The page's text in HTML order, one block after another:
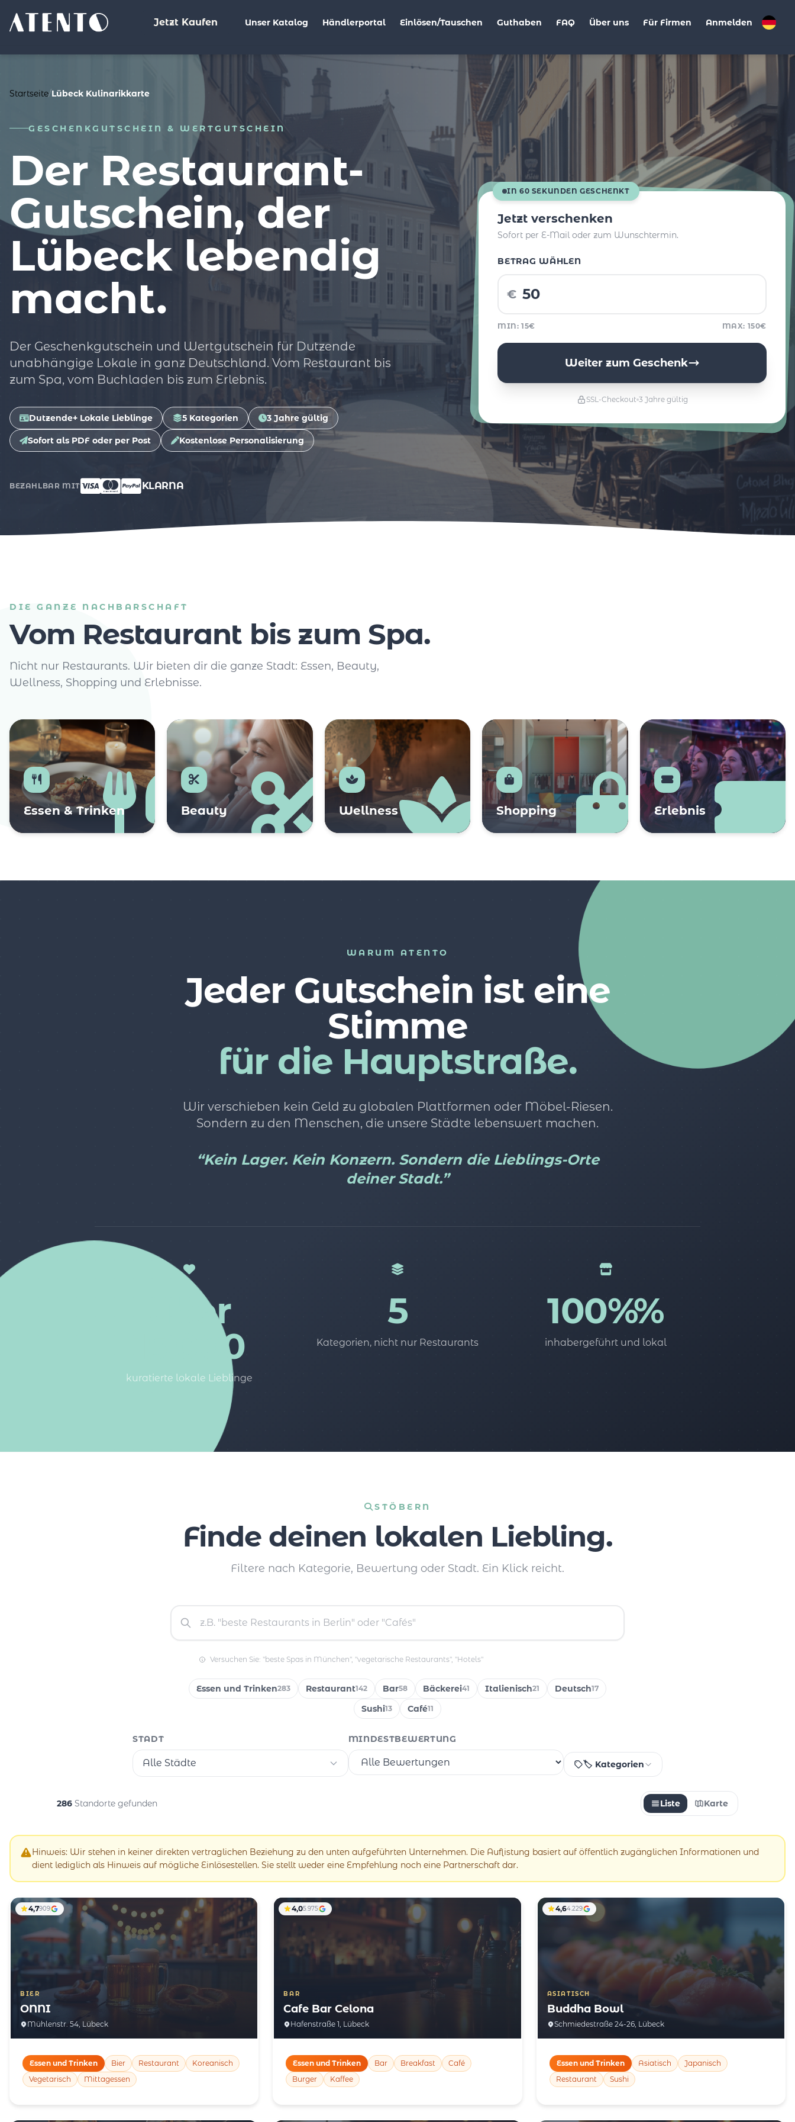
Jetzt Kaufen Unser Katalog Händlerportal Einlösen/Tauschen Guthaben FAQ Über uns Für Firmen Anmelden
Startseite/Lübeck Kulinarikkarte
GESCHENKGUTSCHEIN & WERTGUTSCHEIN
Der Restaurant-
Gutschein, der
Lübeck lebendig
macht.
Der Geschenkgutschein und Wertgutschein für Dutzende
unabhängige Lokale in ganz Deutschland. Vom Restaurant bis
zum Spa, vom Buchladen bis zum Erlebnis.
Dutzende+ Lokale Lieblinge 5 Kategorien 3 Jahre gültig
Sofort als PDF oder per Post Kostenlose Personalisierung
BEZAHLBAR MIT KLARNA
IN 60 SEKUNDEN GESCHENKT
Jetzt verschenken
Sofort per E-Mail oder zum Wunschtermin.
BETRAG WÄHLEN
€
MIN: 15€ MAX: 150€
Weiter zum Geschenk
SSL-Checkout 3 Jahre gültig
DIE GANZE NACHBARSCHAFT
Vom Restaurant bis zum Spa.
Nicht nur Restaurants. Wir bieten dir die ganze Stadt: Essen, Beauty,
Wellness, Shopping und Erlebnisse.
Essen & Trinken Beauty Wellness Shopping Erlebnis
WARUM ATENTO
Jeder Gutschein ist eine
Stimme
für die Hauptstraße.
Wir verschieben kein Geld zu globalen Plattformen oder Möbel-Riesen.
Sondern zu den Menschen, die unsere Städte lebenswert machen.
“Kein Lager. Kein Konzern. Sondern die Lieblings-Orte
deiner Stadt.”
über
15.000
kuratierte lokale Lieblinge
5
Kategorien, nicht nur Restaurants
100%%
inhabergeführt und lokal
STÖBERN
Finde deinen lokalen Liebling.
Filtere nach Kategorie, Bewertung oder Stadt. Ein Klick reicht.
Versuchen Sie: "beste Spas in München", "vegetarische Restaurants", "Hotels"
Essen und Trinken283 Restaurant142 Bar58 Bäckerei41 Italienisch21 Deutsch17
Sushi13 Café11
STADT
Alle Städte
MINDESTBEWERTUNG
🏷️ Kategorien
286 Standorte gefunden Liste Karte
Hinweis: Wir stehen in keiner direkten vertraglichen Beziehung zu den unten aufgeführten Unternehmen. Die Auflistung basiert auf öffentlich zugänglichen Informationen und
dient lediglich als Hinweis auf mögliche Einlösestellen. Sie stellt weder eine Empfehlung noch eine Partnerschaft dar.
BIER
ONNI
Mühlenstr. 54, Lübeck
4,7909
Essen und Trinken Bier Restaurant
Koreanisch
Vegetarisch
Mittagessen
BAR
Cafe Bar Celona
Hafenstraße 1, Lübeck
4,05.975
Essen und Trinken Bar Breakfast
Café
Burger
Kaffee
ASIATISCH
Buddha Bowl
Schmiedestraße 24-26, Lübeck
4,64.229
Essen und Trinken Asiatisch
Japanisch
Restaurant
Sushi